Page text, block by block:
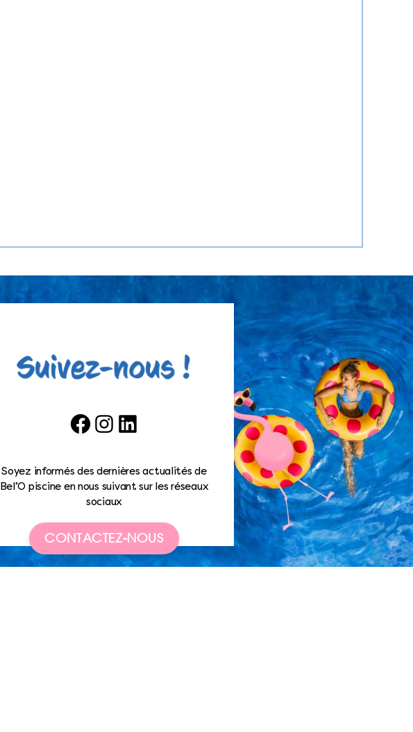
FacebookInstagramLinkedIn
Soyez informés des dernières actualités de
Bel’O piscine en nous suivant sur les réseaux
sociaux
CONTACTEZ-NOUS